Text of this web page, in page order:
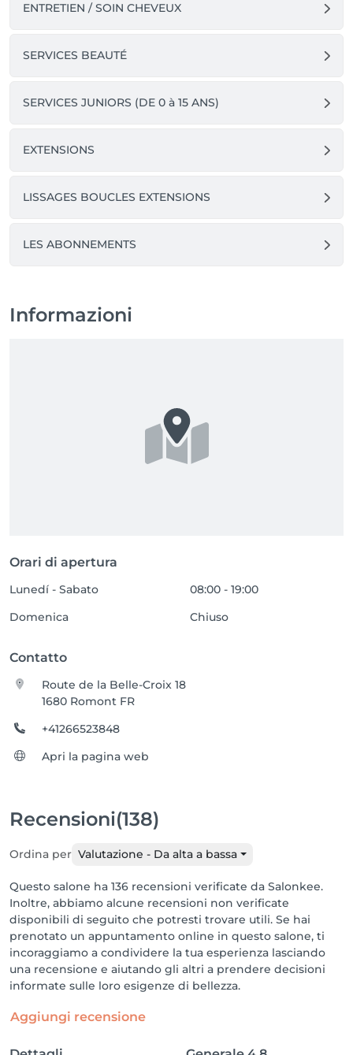
ENTRETIEN / SOIN CHEVEUX
SERVICES BEAUTÉ
SERVICES JUNIORS (DE 0 à 15 ANS)
EXTENSIONS
LISSAGES BOUCLES EXTENSIONS
LES ABONNEMENTS
Informazioni
Orari di apertura
Lunedí - Sabato
08:00 - 19:00
Domenica
Chiuso
Contatto
Route de la Belle-Croix 18
1680 Romont FR
+41266523848
Apri la pagina web
Recensioni(138)
Ordina per Valutazione - Da alta a bassa
Questo salone ha 136 recensioni verificate da Salonkee.
Inoltre, abbiamo alcune recensioni non verificate
disponibili di seguito che potresti trovare utili. Se hai
prenotato un appuntamento online in questo salone, ti
incoraggiamo a condividere la tua esperienza lasciando
una recensione e aiutando gli altri a prendere decisioni
informate sulle loro esigenze di bellezza.
Aggiungi recensione